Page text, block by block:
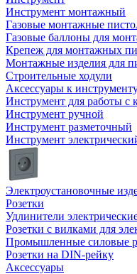
Инструмент монтажный
Газовые монтажные
Газовые баллоны для
Крепеж для монтажных
Монтажные изделия для
Строительные ходули
Аксессуары к
Инструмент для работы с
Инструмент ручной
Инструмент разметочный
Инструмент
Электроустановочные
Розетки
Удлинители
Розетки с вилками для
Промышленные силовые
Розетки на DIN-рейку
Аксессуары